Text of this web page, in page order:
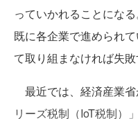
っていかれることにな
既に各企業で進められ
て取り組まなければ失敗
最近では、経済産業
リーズ税制（IoT税制）